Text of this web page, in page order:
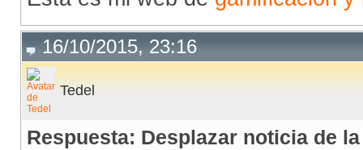
16/10/2015, 23:16
Tedel
Respuesta: Desplazar noticia de